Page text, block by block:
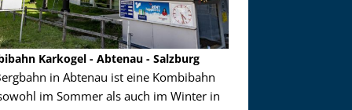
Karkogel - Abtenau - Salzburg
in Abtenau ist eine Kombibahn
im Sommer als auch im Winter in